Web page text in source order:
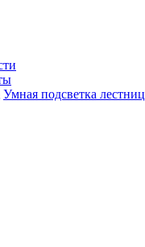
Умная подсветка лестниц